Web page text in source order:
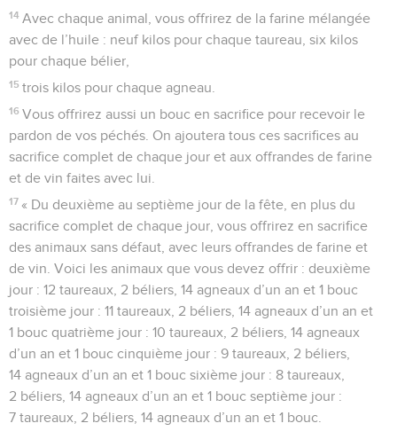
14 Avec chaque animal, vous offrirez de la farine mélangée
avec de l’huile : neuf kilos pour chaque taureau, six kilos
pour chaque bélier,
15 trois kilos pour chaque agneau.
16 Vous offrirez aussi un bouc en sacrifice pour recevoir le
pardon de vos péchés. On ajoutera tous ces sacrifices au
sacrifice complet de chaque jour et aux offrandes de farine
et de vin faites avec lui.
17 « Du deuxième au septième jour de la fête, en plus du
sacrifice complet de chaque jour, vous offrirez en sacrifice
des animaux sans défaut, avec leurs offrandes de farine et
de vin. Voici les animaux que vous devez offrir : deuxième
jour : 12 taureaux, 2 béliers, 14 agneaux d’un an et 1 bouc
troisième jour : 11 taureaux, 2 béliers, 14 agneaux d’un an et
1 bouc quatrième jour : 10 taureaux, 2 béliers, 14 agneaux
d’un an et 1 bouc cinquième jour : 9 taureaux, 2 béliers,
14 agneaux d’un an et 1 bouc sixième jour : 8 taureaux,
2 béliers, 14 agneaux d’un an et 1 bouc septième jour :
7 taureaux, 2 béliers, 14 agneaux d’un an et 1 bouc.